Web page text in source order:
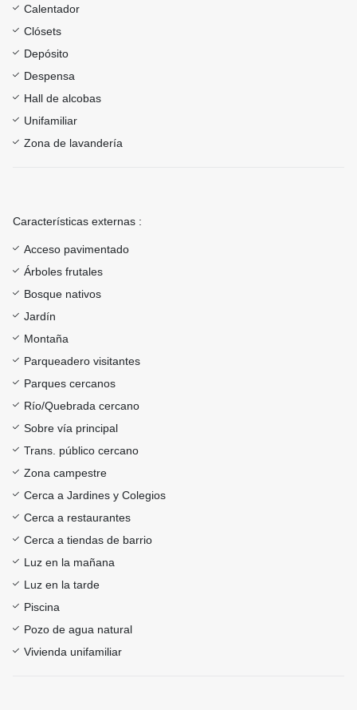
Calentador
Clósets
Depósito
Despensa
Hall de alcobas
Unifamiliar
Zona de lavandería
Características externas :
Acceso pavimentado
Árboles frutales
Bosque nativos
Jardín
Montaña
Parqueadero visitantes
Parques cercanos
Río/Quebrada cercano
Sobre vía principal
Trans. público cercano
Zona campestre
Cerca a Jardines y Colegios
Cerca a restaurantes
Cerca a tiendas de barrio
Luz en la mañana
Luz en la tarde
Piscina
Pozo de agua natural
Vivienda unifamiliar